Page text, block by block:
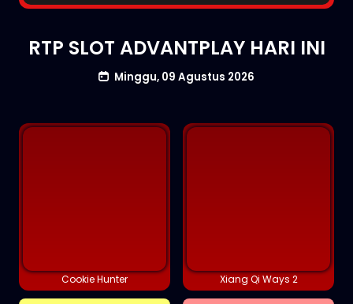
RTP SLOT ADVANTPLAY HARI INI
Minggu, 09 Agustus 2026
Cookie Hunter Xiang Qi Ways 2